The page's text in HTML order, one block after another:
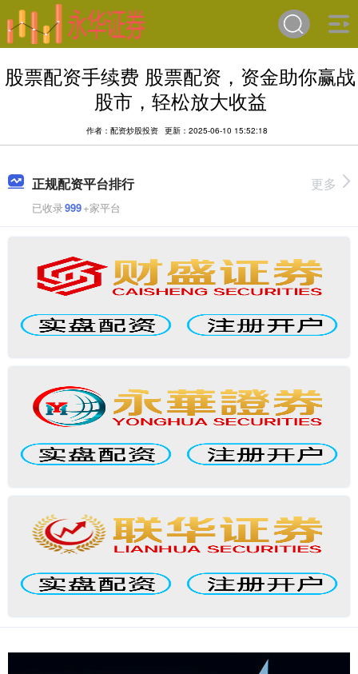
股票配资手续费 股票配资，资金助你赢战
股市，轻松放大收益
作者：配资炒股投资 更新：2025-06-10 15:52:18
正规配资平台排行
已收录999+家平台
更多